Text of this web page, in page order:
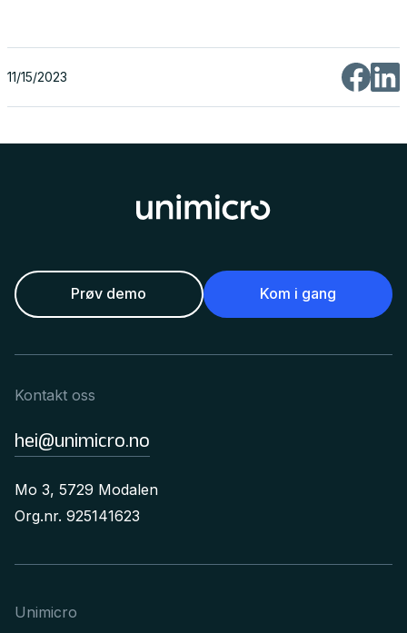
11/15/2023
Prøv demo Kom i gang
Kontakt oss
hei@unimicro.no
Mo 3, 5729 Modalen
Org.nr. 925141623
Unimicro